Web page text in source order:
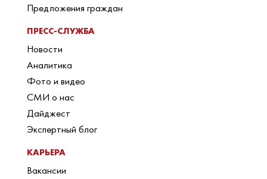
Предложения граждан
ПРЕСС-СЛУЖБА
Новости
Аналитика
Фото и видео
СМИ о нас
Дайджест
Экспертный блог
КАРЬЕРА
Вакансии